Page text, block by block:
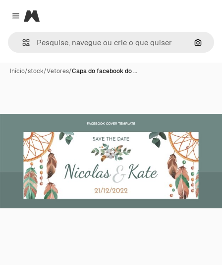
Close menu
Magnific
Início/stock/Vetores/Capa do facebook do …